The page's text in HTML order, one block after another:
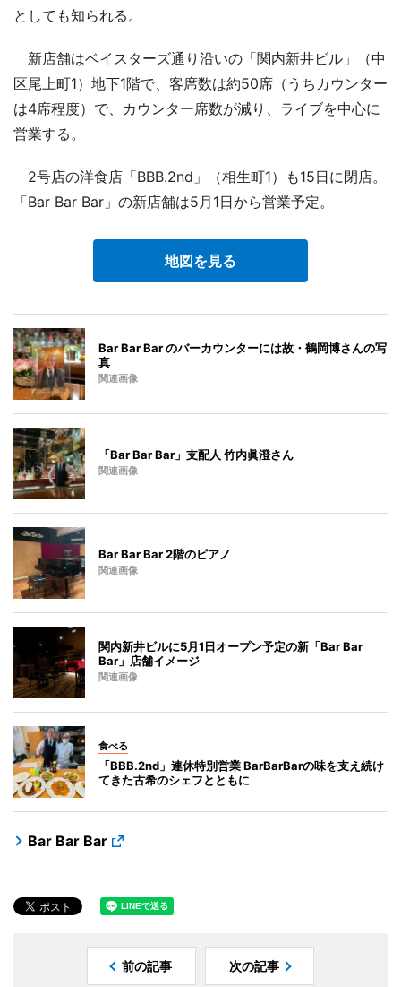
としても知られる。
新店舗はベイスターズ通り沿いの「関内新井ビル」（中
区尾上町1）地下1階で、客席数は約50席（うちカウンター
は4席程度）で、カウンター席数が減り、ライブを中心に
営業する。
2号店の洋食店「BBB.2nd」（相生町1）も15日に閉店。
「Bar Bar Bar」の新店舗は5月1日から営業予定。
地図を見る
Bar Bar Bar のバーカウンターには故・鶴岡博さんの写
真
関連画像
「Bar Bar Bar」支配人 竹内眞澄さん
関連画像
Bar Bar Bar 2階のピアノ
関連画像
関内新井ビルに5月1日オープン予定の新「Bar Bar
Bar」店舗イメージ
関連画像
食べる
「BBB.2nd」連休特別営業 BarBarBarの味を支え続け
てきた古希のシェフとともに
Bar Bar Bar
前の記事 次の記事